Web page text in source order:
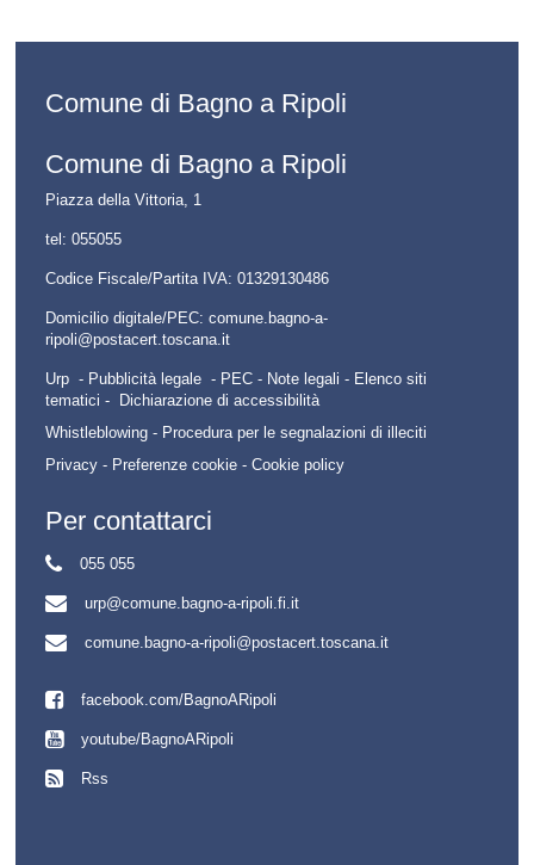
Comune di Bagno a Ripoli
Comune di Bagno a Ripoli
Piazza della Vittoria, 1
tel: 055055
Codice Fiscale/Partita IVA: 01329130486
Domicilio digitale/PEC: comune.bagno-a-
ripoli@postacert.toscana.it
Urp - Pubblicità legale - PEC - Note legali - Elenco siti
tematici -
Dichiarazione di accessibilità
Whistleblowing - Procedura per le segnalazioni di illeciti
Privacy - Preferenze cookie - Cookie policy
Per contattarci
055 055
urp@comune.bagno-a-ripoli.fi.it
comune.bagno-a-ripoli@postacert.toscana.it
facebook.com/BagnoARipoli
youtube/BagnoARipoli
Rss